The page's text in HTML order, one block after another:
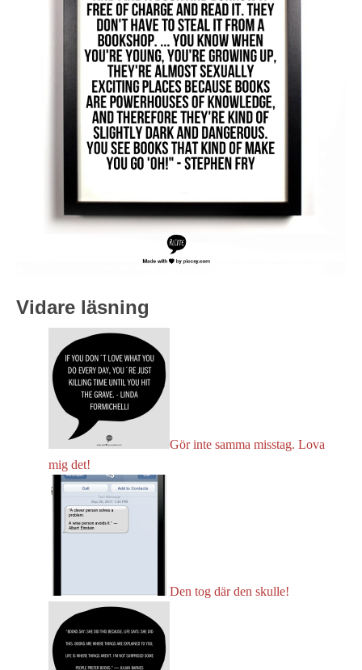
Vidare läsning
Gör inte samma misstag. Lova
mig det!
Den tog där den skulle!